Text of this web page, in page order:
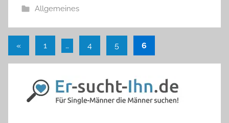
Allgemeines
Seitennummerierung
der
Beiträge
«Vorherige
1 … 4 5 6